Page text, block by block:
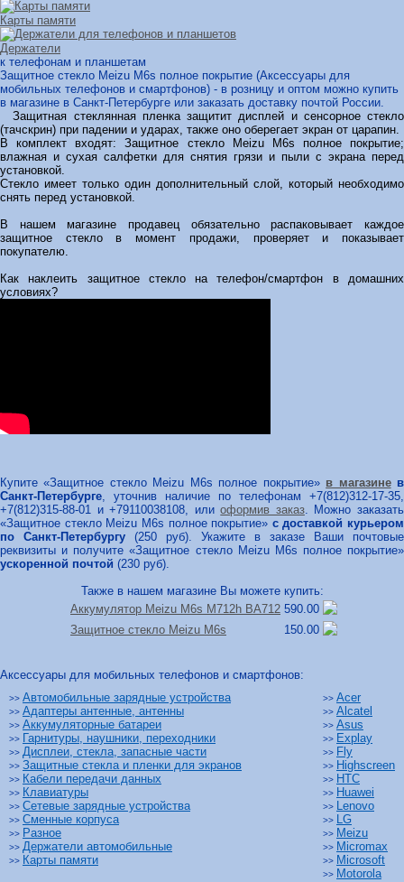
Карты памяти
Держатели
к телефонам и планшетам
Защитное стекло Meizu M6s полное покрытие (Аксессуары для
мобильных телефонов и смартфонов) - в розницу и оптом можно купить
в магазине в Санкт-Петербурге или заказать доставку почтой России.
Защитная стеклянная пленка защитит дисплей и сенсорное стекло
(тачскрин) при падении и ударах, также оно оберегает экран от царапин.
В комплект входят: Защитное стекло Meizu M6s полное покрытие;
влажная и сухая салфетки для снятия грязи и пыли с экрана перед
установкой.
Стекло имеет только один дополнительный слой, который необходимо
снять перед установкой.
В нашем магазине продавец обязательно распаковывает каждое
защитное стекло в момент продажи, проверяет и показывает
покупателю.
Как наклеить защитное стекло на телефон/смартфон в домашних
условиях?
Купите «Защитное стекло Meizu M6s полное покрытие» в магазинев
Санкт-Петербурге , уточнив наличие по телефонам +7(812)312-17-35,
+7(812)315-88-01 и +79110038108, илиоформив заказ. Можно заказать
«Защитное стекло Meizu M6s полное покрытие» с доставкой курьером
по Санкт-Петербургу (250 руб). Укажите в заказе Ваши почтовые
реквизиты и получите «Защитное стекло Meizu M6s полное покрытие»
ускоренной почтой (230 руб).
Также в нашем магазине Вы можете купить:
Аккумулятор Meizu M6s M712h BA712 590.00
Защитное стекло Meizu M6s
150.00
Аксессуары для мобильных телефонов и смартфонов:
>> Автомобильные зарядные устройства
>> Адаптеры антенные, антенны
>> Аккумуляторные батареи
>> Гарнитуры, наушники, переходники
>> Дисплеи, стекла, запасные части
>> Защитные стекла и пленки для экранов
>> Кабели передачи данных
>> Клавиатуры
>> Сетевые зарядные устройства
>> Сменные корпуса
>> Разное
>> Держатели автомобильные
>> Карты памяти
>> Acer
>> Alcatel
>> Asus
>> Explay
>> Fly
>> Highscreen
>> HTC
>> Huawei
>> Lenovo
>> LG
>> Meizu
>> Micromax
>> Microsoft
>> Motorola